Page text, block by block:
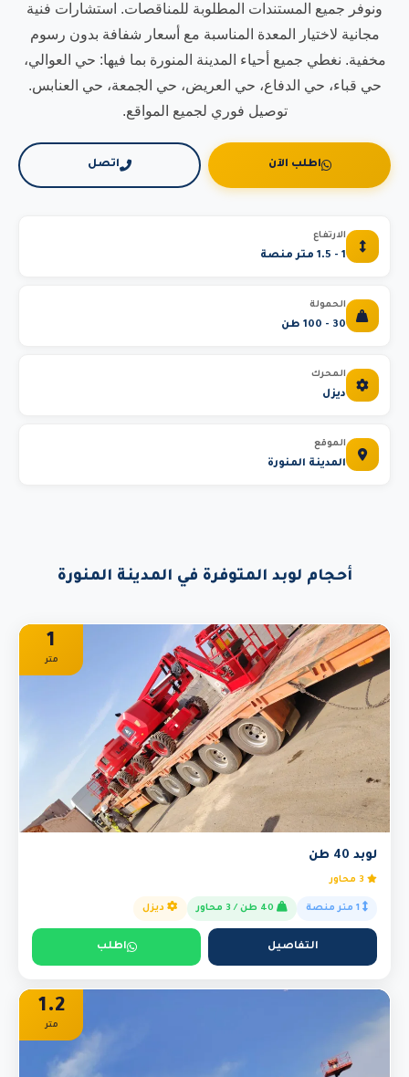
ونوفر جميع المستندات المطلوبة للمناقصات. استشارات فنية
مجانية لاختيار المعدة المناسبة مع أسعار شفافة بدون رسوم
مخفية. نغطي جميع أحياء المدينة المنورة بما فيها: حي العوالي،
حي قباء، حي الدفاع، حي العريض، حي الجمعة، حي العنابس.
توصيل فوري لجميع المواقع.
اطلب الآن اتصل
الارتفاع
1 - 1.5 متر منصة
الحمولة
30 - 100 طن
المحرك
ديزل
الموقع
المدينة المنورة
أحجام لوبد المتوفرة في المدينة المنورة
1
متر
لوبد 40 طن
ديزل
التفاصيل اطلب
1.2
متر